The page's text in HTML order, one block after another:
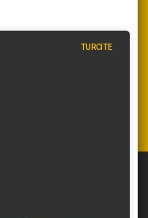
TURCITE